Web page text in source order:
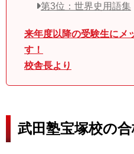
第3位：世界史用語集
来年度以降の受験生にメ
す！
校舎長より
武田塾宝塚校の